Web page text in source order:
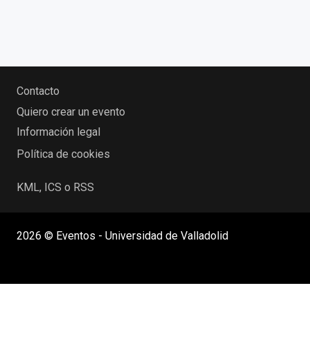
Contacto
Quiero crear un evento
Información legal
Política de cookies
KML, ICS o RSS
2026 © Eventos - Universidad de Valladolid